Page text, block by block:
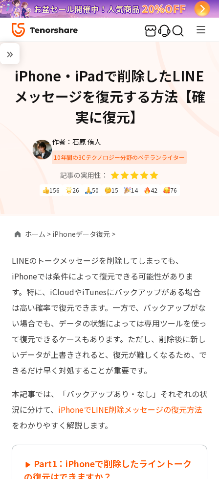
iPhone・iPadで削除したLINE
メッセージを復元する方法【確
実に復元】
作者：石原 侑人
10年間の3Cテクノロジー分野のベテランライター
記事の実用性：
156 26 50 15 14 42 76
ホーム > iPhoneデータ復元 >
LINEのトークメッセージを削除してしまっても、
iPhoneでは条件によって復元できる可能性がありま
す。特に、iCloudやiTunesにバックアップがある場合
は高い確率で復元できます。一方で、バックアップがな
い場合でも、データの状態によっては専用ツールを使っ
て復元できるケースもあります。ただし、削除後に新し
いデータが上書きされると、復元が難しくなるため、で
きるだけ早く対処することが重要です。
本記事では、「バックアップあり・なし」それぞれの状
況に分けて、 iPhoneでLINE削除メッセージの復元方法
をわかりやすく解説します。
Part1：iPhoneで削除したライントーク